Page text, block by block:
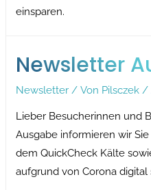
einsparen.
Newsletter
Newsletter / Von Pilsczek /
Lieber Besucherinnen und
Ausgabe informieren wir
dem QuickCheck Kälte
aufgrund von Corona digital